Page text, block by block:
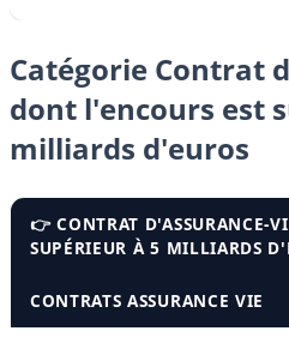
Catégorie Contrat
dont l'encours est
milliards d'euros
👉 CONTRAT D'ASSURANCE-
SUPÉRIEUR À 5 MILLIARDS
CONTRATS ASSURANCE VIE